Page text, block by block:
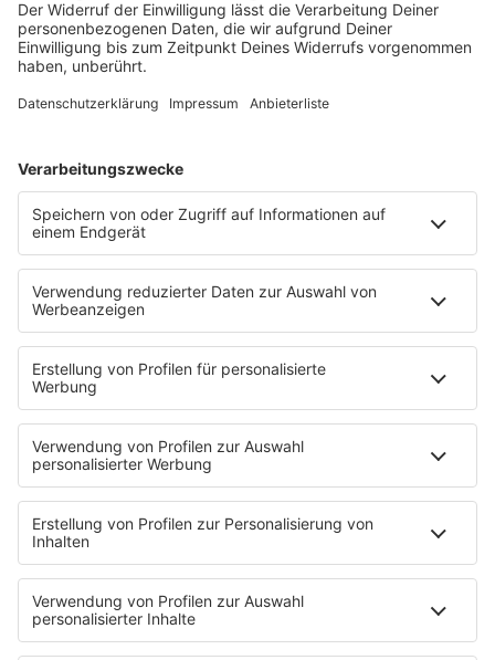
ab Samstag wieder. Das Underbergbad in Rheinberg
folgt am 4. Juni.
Kamp-Lintfort lädt zur Landpartie in den
Terrassengarten
Anzeige
Aus der Landpartie ist ein Soulmarket geworden - der
beliebte Lifestyle-Markt ist mit neuem Namen nach
fünf Jahren am Kloster Kamp. Letztes Jahr gab es
dann zum ersten Mal neben der Herbst- auch eine
Frühlings-Ausgabe. Seit Freitag (22. Mai) haben wieder
rund 150 Aussteller ihre Stände im schönen
Terrassengarten aufschlagen. Dabei werden Bereiche
aus Kunst, Mode, Schmuck, Genuss und Garten
abgedeckt. Die Landpartie läuft vom 22. bis 25. Mai.